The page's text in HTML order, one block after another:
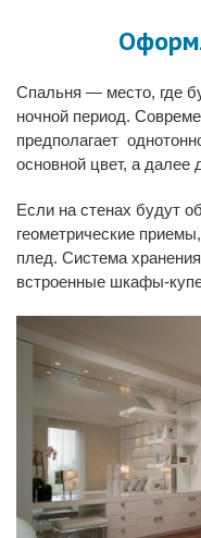
Спальня — место, где
ночной период.
предполагает
основной цвет, а далее
Если на стенах будут
геометрические
плед. Система
встроенные шкафы-